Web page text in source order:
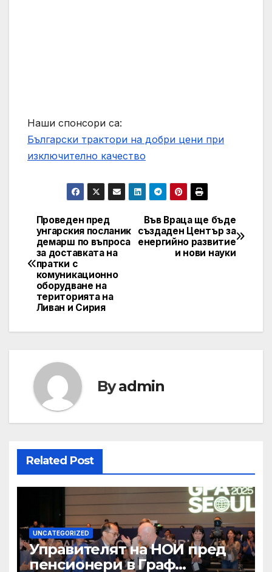
Наши спонсори са:
Български трактори на добри цени при
изключително качество
Post
navigation
Във Враца ще бъде
създаден Център за
енергийно развитие
и нови науки
Проведен пред
унгарския посланик
демарш по въпроса
за доставката на
пратки с
комуникационно
оборудване на
територията на
Ливан и Сирия
Byadmin
Related Post
UNCATEGORIZED
Управителят на НОИ пред
пенсионери в Граф